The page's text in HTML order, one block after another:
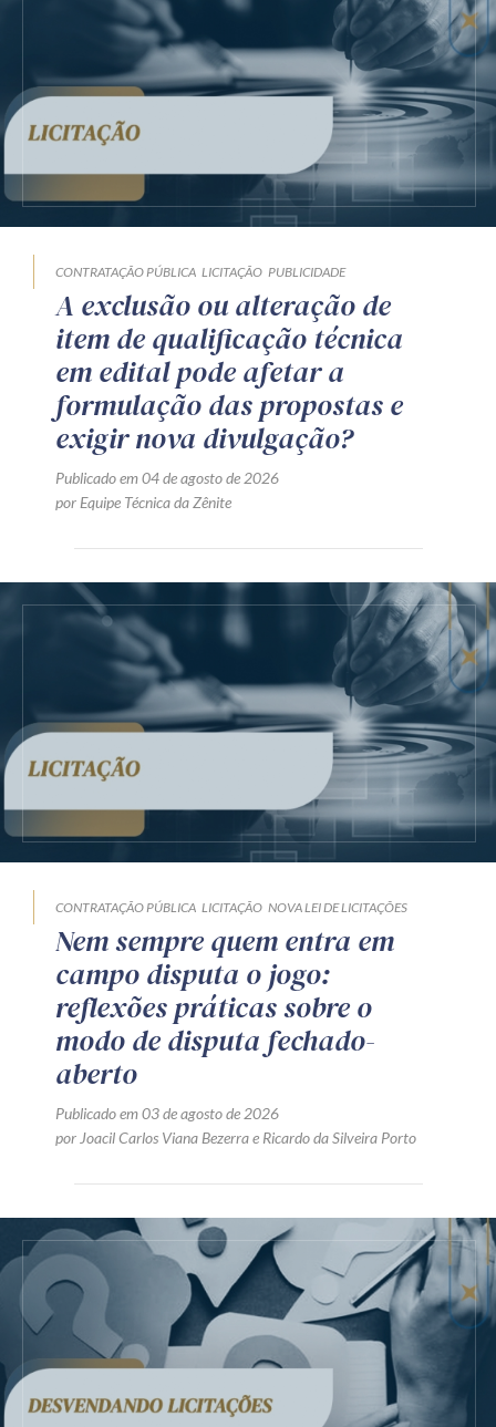
CONTRATAÇÃO PÚBLICA LICITAÇÃO PUBLICIDADE
A exclusão ou alteração de
item de qualificação técnica
em edital pode afetar a
formulação das propostas e
exigir nova divulgação?
Publicado em 04 de agosto de 2026
por Equipe Técnica da Zênite
CONTRATAÇÃO PÚBLICA LICITAÇÃO NOVA LEI DE LICITAÇÕES
Nem sempre quem entra em
campo disputa o jogo:
reflexões práticas sobre o
modo de disputa fechado-
aberto
Publicado em 03 de agosto de 2026
porJoacil Carlos Viana Bezerrae Ricardo da Silveira Porto